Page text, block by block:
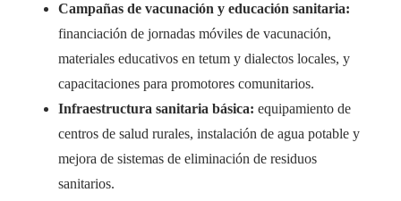
Campañas de vacunación y educación sanitaria:
financiación de jornadas móviles de vacunación,
materiales educativos en tetum y dialectos locales, y
capacitaciones para promotores comunitarios.
Infraestructura sanitaria básica: equipamiento de
centros de salud rurales, instalación de agua potable y
mejora de sistemas de eliminación de residuos
sanitarios.